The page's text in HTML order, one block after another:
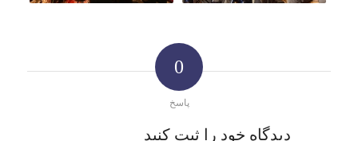
0
پاسخ
دیدگاه خود را ثبت کنید